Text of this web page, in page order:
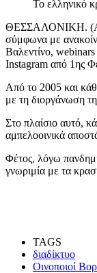
Το ελληνικό
ΘΕΣΣΑΛΟΝΙΚΗ. (ΑΠΕ
σύμφωνα με
Βαλεντίνο,
Instagram από 1ης
Από το 2005 και
με τη διοργάνωση
Στο πλαίσιο αυτό,
αμπελοοινικά
Φέτος, λόγω
γνωριμία με τα
TAGS
διαδίκτυο
Οινοποιοί